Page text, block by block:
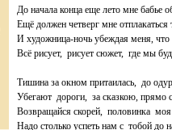
До начала конца еще лето мне бабье
Ещё должен четверг мне
И художница-ночь убеждая меня,
Всё рисует, рисует сюжет, где мы
Тишина за окном притаилась, до
Убегают дороги, за сказкою, прямо
Возвращайся скорей, половинка
Надо столько успеть нам с тобой до